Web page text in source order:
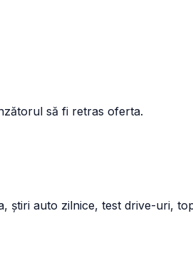
să fi retras oferta.
știri auto zilnice, test drive-uri,